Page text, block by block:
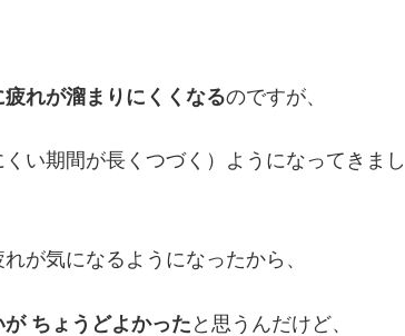
疲れが溜まりにくくなるのですが、
くい期間が長くつづく）ようになってきまし
が気になるようになったから、
が ちょうどよかった と思うんだけど、